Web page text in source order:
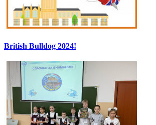
British Bulldog 2024!